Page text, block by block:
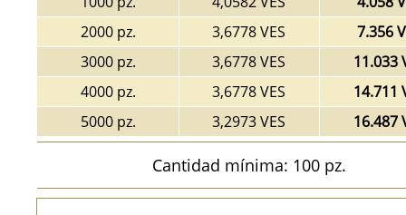
2000 pz.
3,6778 VES
7.356
3000 pz.
3,6778 VES
11.033
4000 pz.
3,6778 VES
14.711
5000 pz.
3,2973 VES 16.487
Cantidad mínima: 100 pz.